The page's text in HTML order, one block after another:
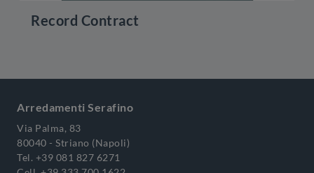
Record Contract
Arredamenti Serafino
Via Palma, 83
80040 - Striano (Napoli)
Tel. +39 081 827 6271